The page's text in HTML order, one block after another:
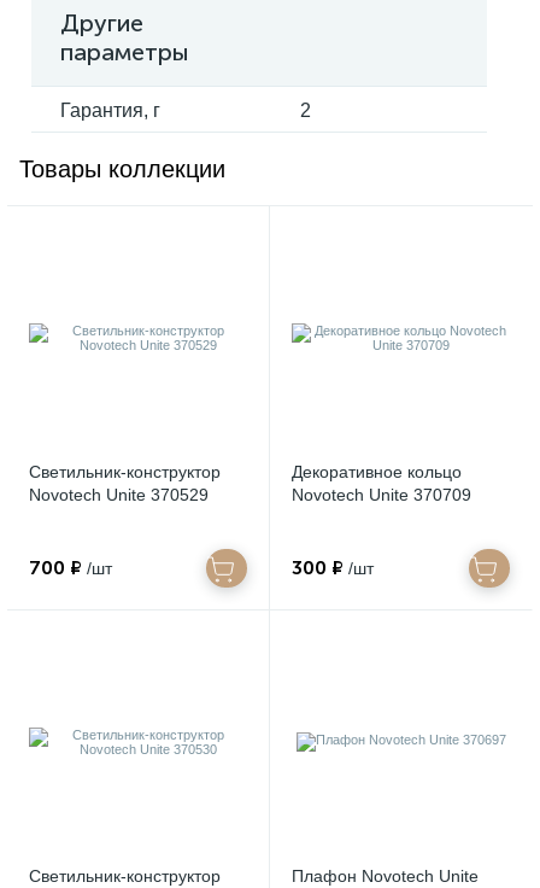
Другие
параметры
Гарантия, г 2
Товары коллекции
Светильник-конструктор
Novotech Unite 370529
700 ₽ /шт
Декоративное кольцо
Novotech Unite 370709
300 ₽ /шт
Светильник-конструктор
Плафон Novotech Unite